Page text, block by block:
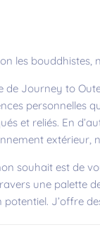
les
de Journey to
personnelles
et reliés. En
extérieur,
souhait est de
une palette
J’offre